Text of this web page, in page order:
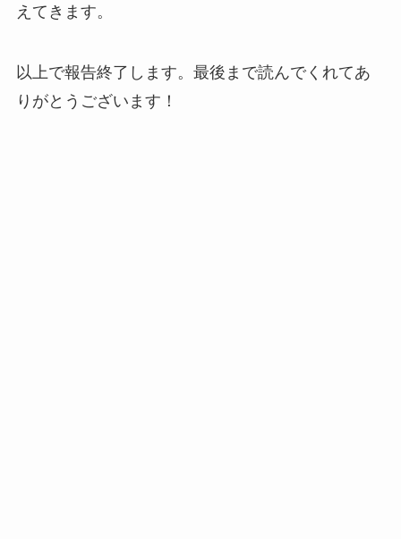
えてきます。
以上で報告終了します。最後まで読んでくれてあ
りがとうございます！